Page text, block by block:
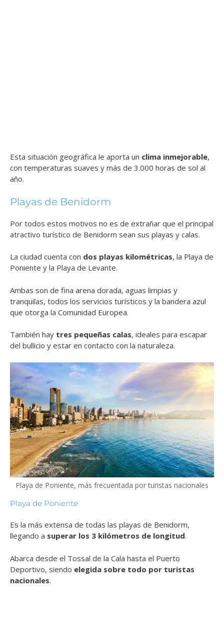
Esta situación geográfica le aporta un clima inmejorable,
con temperaturas suaves y más de 3.000 horas de sol al
año.
Playas de Benidorm
Por todos estos motivos no es de extrañar que el principal
atractivo turístico de Benidorm sean sus playas y calas.
La ciudad cuenta con dos playas kilométricas, la Playa de
Poniente y la Playa de Levante.
Ambas son de fina arena dorada, aguas limpias y
tranquilas, todos los servicios turísticos y la bandera azul
que otorga la Comunidad Europea.
También hay tres pequeñas calas, ideales para escapar
del bullicio y estar en contacto con la naturaleza.
Playa de Poniente, más frecuentada por turistas nacionales
Playa de Poniente
Es la más extensa de todas las playas de Benidorm,
llegando a superar los 3 kilómetros de longitud.
Abarca desde el Tossal de la Cala hasta el Puerto
Deportivo, siendo elegida sobre todo por turistas
nacionales.